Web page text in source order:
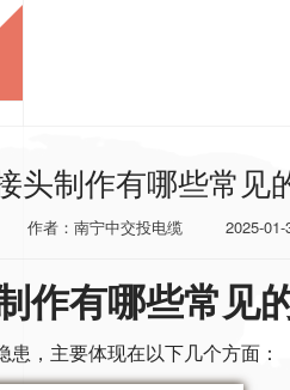
头制作有哪些常
作者：南宁中交投电缆 2025-01-
作有哪些常见
，主要体现在以下几个方面：